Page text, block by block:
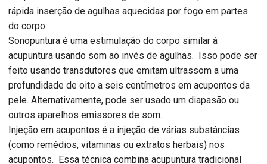
rápida inserção de agulhas aquecidas por fogo em partes
do corpo.
Sonopuntura é uma estimulação do corpo similar à
acupuntura usando som ao invés de agulhas. Isso pode ser
feito usando transdutores que emitam ultrassom a uma
profundidade de oito a seis centímetros em acupontos da
pele. Alternativamente, pode ser usado um diapasão ou
outros aparelhos emissores de som.
Injeção em acupontos é a injeção de várias substâncias
(como remédios, vitaminas ou extratos herbais) nos
acupontos. Essa técnica combina acupuntura tradicional